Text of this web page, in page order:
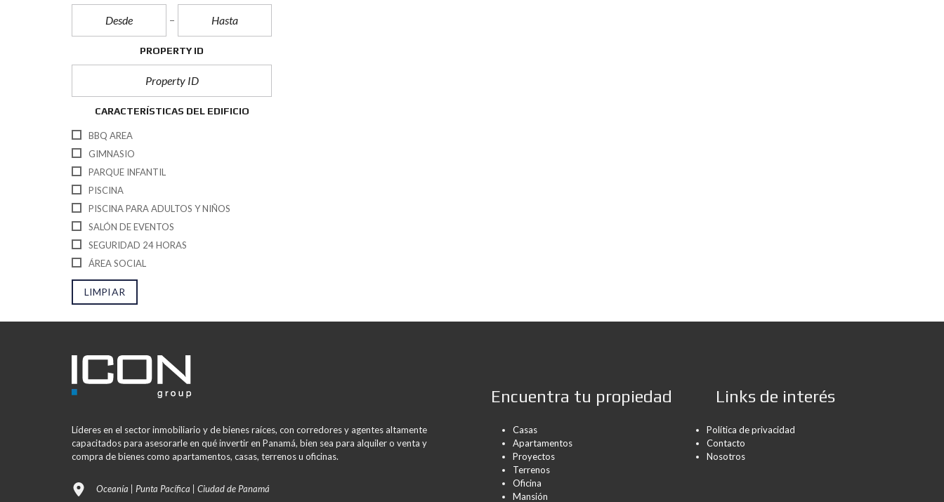
PROPERTY ID
CARACTERÍSTICAS DEL EDIFICIO
BBQ AREA
GIMNASIO
PARQUE INFANTIL
PISCINA
PISCINA PARA ADULTOS Y NIÑOS
SALÓN DE EVENTOS
SEGURIDAD 24 HORAS
ÁREA SOCIAL
LIMPIAR
Líderes en el sector inmobiliario y de bienes raíces, con corredores y agentes altamente
capacitados para asesorarle en qué invertir en Panamá, bien sea para alquiler o venta y
compra de bienes como apartamentos, casas, terrenos u oficinas.
Oceanía | Punta Pacífica | Ciudad de Panamá
Encuentra tu propiedad
Casas
Apartamentos
Proyectos
Terrenos
Oficina
Mansión
Links de interés
Política de privacidad
Contacto
Nosotros